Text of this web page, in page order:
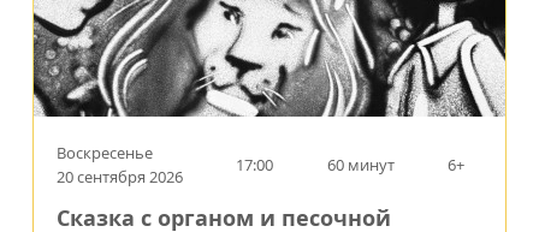
Воскресенье
20 сентября 2026
17:00 60 минут 6+
Сказка с органом и песочной